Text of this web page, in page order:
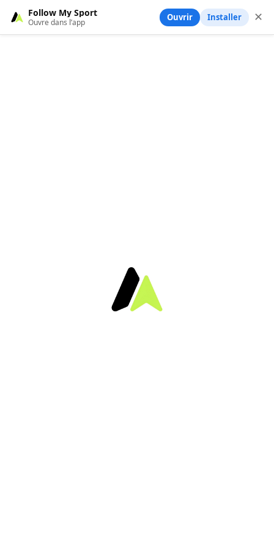
Follow My Sport
Ouvre dans l’app Ouvrir Installer ✕